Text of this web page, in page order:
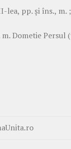
lea, pp. şi îns., m.
m. Dometie Persul